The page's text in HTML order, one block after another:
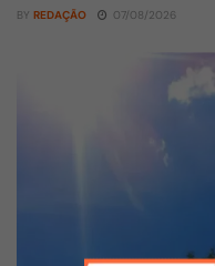
BY REDAÇÃO 07/08/2026